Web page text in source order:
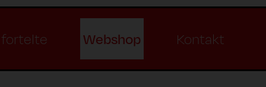
Webshop Kontakt